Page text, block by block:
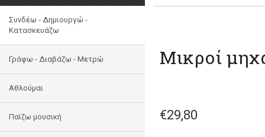
Συνδέω - Δημιουργώ -
Kατασκευάζω
Γράφω - Διαβάζω - Μετρώ
Αθλούμαι
Παίζω μουσική
Μικροί
€29,80